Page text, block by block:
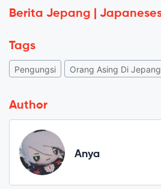
Berita Jepang |
Tags
Pengungsi Orang Asing Di Jepang
Author
Anya